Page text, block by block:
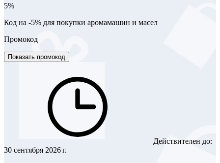
5%
Код на -5% для покупки аромамашин и масел
Промокод
Показать промокод
Действителен до:
30 сентября 2026 г.